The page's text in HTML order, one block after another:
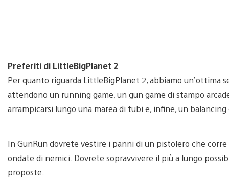
Preferiti di LittleBigPlanet 2
Per quanto riguarda LittleBigPlanet 2, abbiamo un’ottima
attendono un running game, un gun game di stampo
arrampicarsi lungo una marea di tubi e, infine, un
In GunRun dovrete vestire i panni di un pistolero che
ondate di nemici. Dovrete sopravvivere il più a lungo
proposte.